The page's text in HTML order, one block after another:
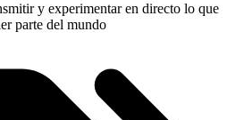
y experimentar en directo lo que
parte del mundo